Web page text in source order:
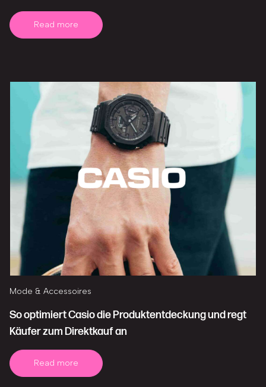
Read more
Mode & Accessoires
So optimiert Casio die Produktentdeckung und regt
Käufer zum Direktkauf an
Read more